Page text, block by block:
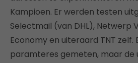
Kampioen. Er werden testen
Selectmail (van DHL), Netwerp
Economy en uiteraard TNT zelf.
paramteres gemeten, maar de